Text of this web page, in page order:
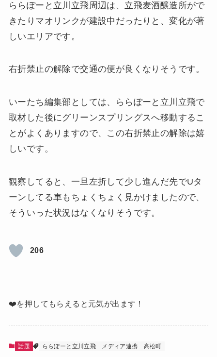
ららぽーと立川立飛周辺は、立飛麦酒醸造所がで
きたりマオリンクが建設中だったりと、変化が著
しいエリアです。
右折禁止の解除で交通の便が良くなりそうです。
いーたち編集部としては、ららぽーと立川立飛で
取材した後にグリーンスプリングスへ移動するこ
とがよくありますので、この右折禁止の解除は嬉
しいです。
観察してると、一旦左折して少し進んだ先でUタ
ーンしてる車もちょくちょく見かけましたので、
そういった状況はなくなりそうです。
206
❤️を押してもらえると元気が出ます！
話題 ららぽーと立川立飛 メディア連携 高松町